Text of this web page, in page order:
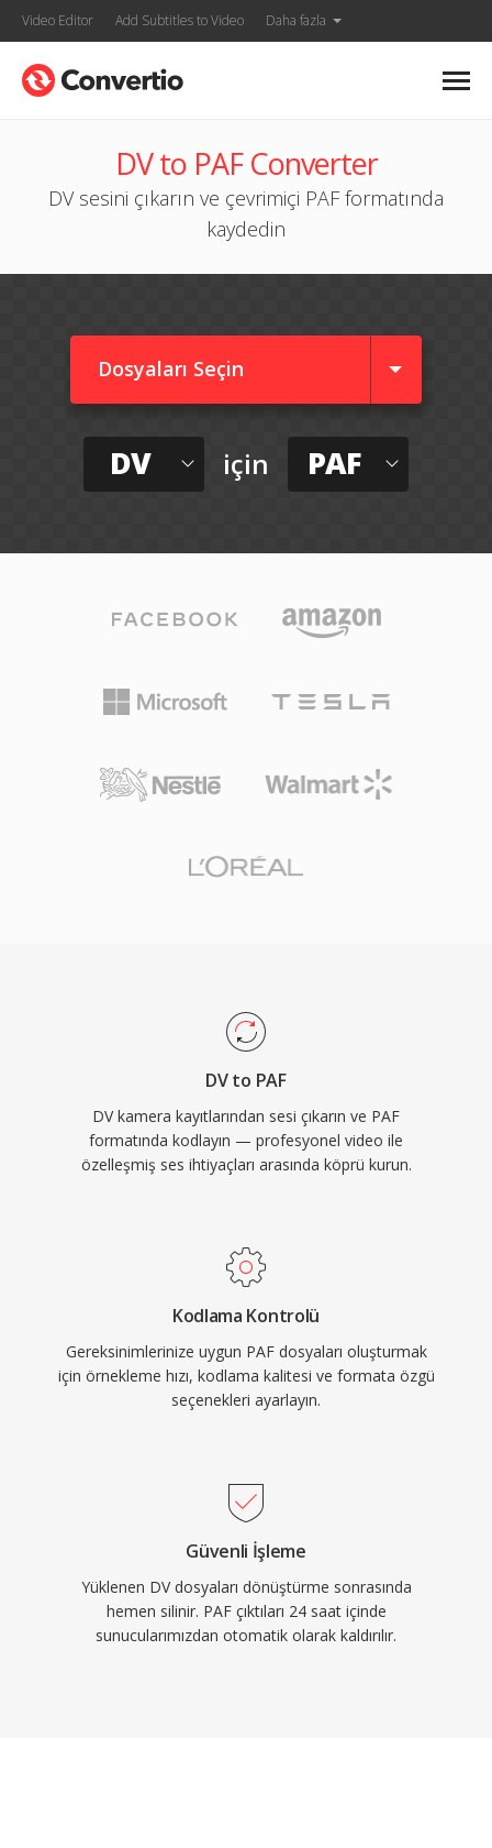
Video Editor Add Subtitles to Video Daha fazla
DV to PAF Converter
DV sesini çıkarın ve çevrimiçi PAF formatında
kaydedin
Dosyaları Seçin
DV için PAF
DV to PAF
DV kamera kayıtlarından sesi çıkarın ve PAF
formatında kodlayın — profesyonel video ile
özelleşmiş ses ihtiyaçları arasında köprü kurun.
Kodlama Kontrolü
Gereksinimlerinize uygun PAF dosyaları oluşturmak
için örnekleme hızı, kodlama kalitesi ve formata özgü
seçenekleri ayarlayın.
Güvenli İşleme
Yüklenen DV dosyaları dönüştürme sonrasında
hemen silinir. PAF çıktıları 24 saat içinde
sunucularımızdan otomatik olarak kaldırılır.